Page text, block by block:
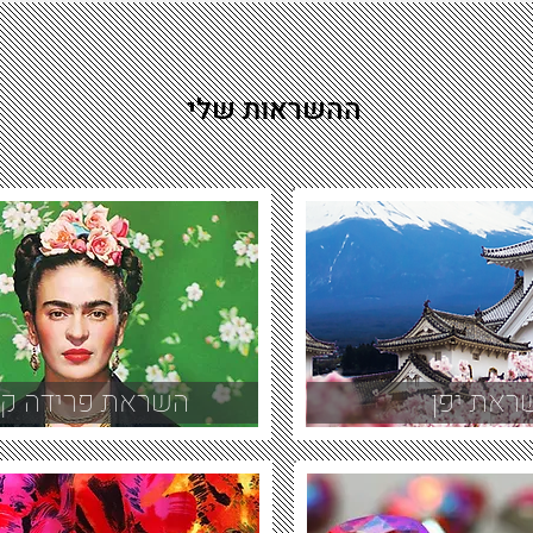
ההשראות שלי
השראת פרידה יפן